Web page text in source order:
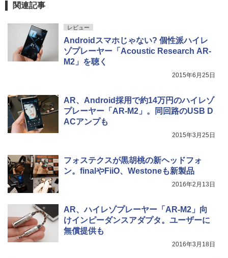
関連記事
レビュー
Androidスマホじゃない? 個性派ハイレ
ゾプレーヤー「Acoustic Research AR-
M2」を聴く
2015年6月25日
AR、Android採用で約14万円のハイレゾ
プレーヤー「AR-M2」。同回路のUSB D
ACアンプも
2015年3月25日
フォステクスが黒胡桃の新ヘッドフォ
ン。finalやFiiO、Westoneも新製品
2016年2月13日
AR、ハイレゾプレーヤー「AR-M2」向
けインピーダンスアダプタ。ユーザーに
無償提供も
2016年3月18日